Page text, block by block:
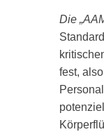
Die
fest,